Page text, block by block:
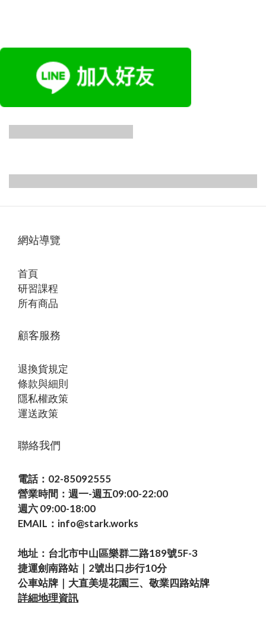
主題一: 胸腰筋膜
吸上的應用
2024/10/19-20
主題四: 身體閱讀
與骨盆帶
2024/11/16-17
主題五: 面口部
2024/11/23-24
網站導覽
首頁
研習課程
所有商品
顧客服務
退換貨規定
條款與細則
隱私權政策
運送政策
聯絡我們
電話：02-85092555
營業時間：週一-週五09:00-22:00
週六 09:00-18:00
EMAIL：info@stark.works
地址：台北市中山區樂群二路189號5F-3
捷運劍南路站｜2號出口步行10分
公車站牌｜大直美堤花園三、敬業四路站牌
詳細地理資訊